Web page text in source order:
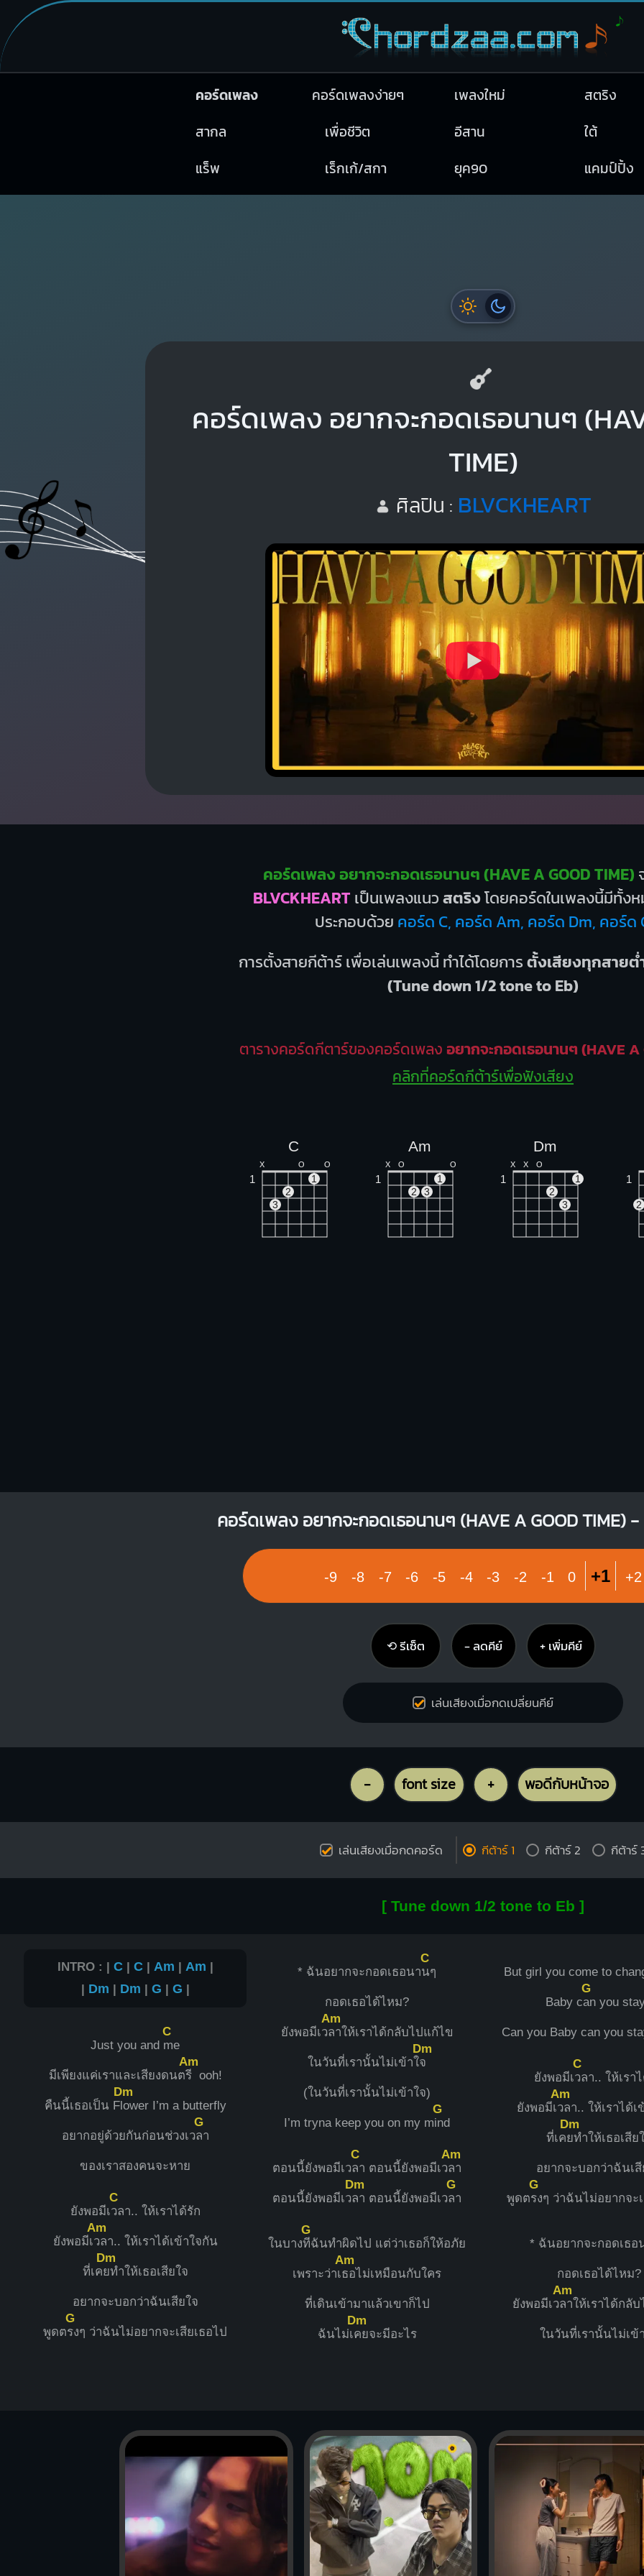
คอร์ดเพลง คอร์ดเพลงง่ายๆ เพลงใหม่
สตริง
สากล
เพื่อชีวิต อีสาน
ใต้
แร็พ
เร็กเก้/สกา ยุค90 แคมป์ปิ้ง
คอร์ดเพลง อยากจะกอดเธอนานๆ
TIME)
ศิลปิน : BLVCKHEART
คอร์ดเพลง อยากจะกอดเธอนานๆ (HAVE A GOOD TIME)
BLVCKHEART เป็นเพลงแนวสตริงโดยคอร์ดในเพลงนี้มีทั้ง
ประกอบด้วย คอร์ด C, คอร์ด Am, คอร์ด Dm, คอร์ด
การตั้งสายกีต้าร์ เพื่อเล่นเพลงนี้ ทำได้โดยการตั้งเสียงทุกสายต่
(Tune down 1/2 tone to Eb)
ตารางคอร์ดกีตาร์ของคอร์ดเพลงอยากจะกอดเธอนานๆ (HAVE A
คลิกที่คอร์ดกีต้าร์เพื่อฟังเสียง
C
X O O
1
1
2
3
Am
X O O
1
1
2
3
Dm
X X O
1
1
2
3
1
2
คอร์ดเพลง อยากจะกอดเธอนานๆ (HAVE A GOOD TIME) -
-9 -8 -7 -6 -5 -4 -3 -2 -1 0 +1 +2
⟲ รีเซ็ต − ลดคีย์ + เพิ่มคีย์
เล่นเสียงเมื่อกดเปลี่ยนคีย์
- font size + พอดีกับหน้าจอ
เล่นเสียงเมื่อกดคอร์ด กีต้าร์ 1 กีต้าร์ 2 กีต้าร์
[ Tune down 1/2 tone to Eb ]
INTRO : | C | C | Am | Am |
| Dm | Dm | G | G |
Just you and
C
me
มีเพียงแค่เราและเสียงดนต
Am
รี ooh!
คืนนี้เธอเป็น F
Dm
lower I’m a butterfly
อยากอยู่ด้วยกันก่อนช่วงเว
G
ลา
ของเราสองคนจะหาย
ยังพอมีเ
C
วลา.. ให้เราได้รัก
ยังพอมีเ
Am
วลา.. ให้เราได้เข้าใจกัน
ที่เค
Dm
ยทำให้เธอเสียใจ
อยากจะบอกว่าฉันเสียใจ
พูดต
G
รงๆ ว่าฉันไม่อยากจะเสียเธอไป
* ฉันอยากจะกอดเธอนา
C
นๆ
กอดเธอได้ไหม?
ยังพอมีเว
Am
ลาให้เราได้กลับไปแก้ไข
ในวันที่เรานั้นไม่เข้าใ
Dm
จ
(ในวันที่เรานั้นไม่เข้าใจ)
I’m tryna keep you on my m
G
ind
ตอนนี้ยังพอมีเว
C
ลา ตอนนี้ยังพอมีเว
Am
ลา
ตอนนี้ยังพอมีเว
Dm
ลา ตอนนี้ยังพอมีเว
G
ลา
ในบาง
G
ทีฉันทำผิดไป แต่ว่าเธอก็ให้อภัย
เพราะว่าเ
Am
ธอไม่เหมือนกับใคร
ที่เดินเข้ามาแล้วเขาก็ไป
ฉันไม่เ
Dm
คยจะมีอะไร
But girl you come to
Baby c
G
an you
Can you Baby can you
ยังพอมีเ
C
วลา.. ให้เรา
ยังพอมีเ
Am
วลา.. ให้เราได้
ที่เค
Dm
ยทำให้เธอเสีย
อยากจะบอกว่าฉันเสี
พูดต
G
รงๆ ว่าฉันไม่อยากจะ
* ฉันอยากจะกอดเธอ
กอดเธอได้ไหม?
ยังพอมีเว
Am
ลาให้เราได้กลั
ในวันที่เรานั้นไม่เข้